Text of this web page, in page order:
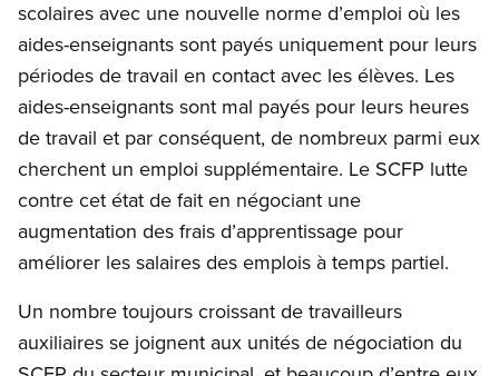
scolaires avec une nouvelle norme d’emploi où les
aides-enseignants sont payés uniquement pour leurs
périodes de travail en contact avec les élèves. Les
aides-enseignants sont mal payés pour leurs heures
de travail et par conséquent, de nombreux parmi eux
cherchent un emploi supplémentaire. Le SCFP lutte
contre cet état de fait en négociant une
augmentation des frais d’apprentissage pour
améliorer les salaires des emplois à temps partiel.
Un nombre toujours croissant de travailleurs
auxiliaires se joignent aux unités de négociation du